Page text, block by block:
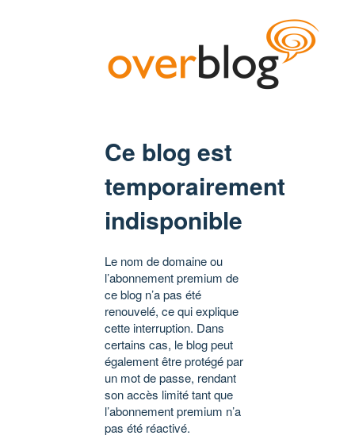
Ce blog est
temporairement
indisponible
Le nom de domaine ou
l’abonnement premium de
ce blog n’a pas été
renouvelé, ce qui explique
cette interruption. Dans
certains cas, le blog peut
également être protégé par
un mot de passe, rendant
son accès limité tant que
l’abonnement premium n’a
pas été réactivé.